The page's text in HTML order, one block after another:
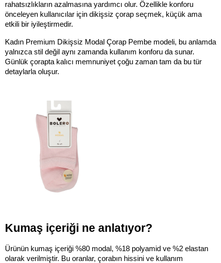
rahatsızlıkların azalmasına yardımcı olur. Özellikle konforu
önceleyen kullanıcılar için dikişsiz çorap seçmek, küçük ama
etkili bir iyileştirmedir.
Kadın Premium Dikişsiz Modal Çorap Pembe modeli, bu anlamda
yalnızca stil değil aynı zamanda kullanım konforu da sunar.
Günlük çorapta kalıcı memnuniyet çoğu zaman tam da bu tür
detaylarla oluşur.
Kumaş içeriği ne anlatıyor?
Ürünün kumaş içeriği %80 modal, %18 polyamid ve %2 elastan
olarak verilmiştir. Bu oranlar, çorabın hissini ve kullanım